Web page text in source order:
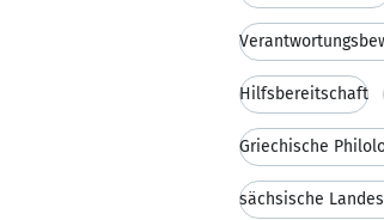
Hilfsbereitschaft
Griechische
sächsische